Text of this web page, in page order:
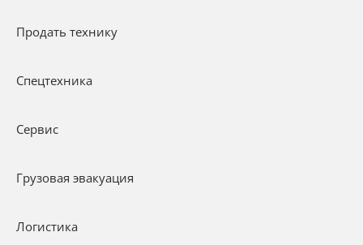
Продать технику
Спецтехника
Сервис
Грузовая эвакуация
Логистика